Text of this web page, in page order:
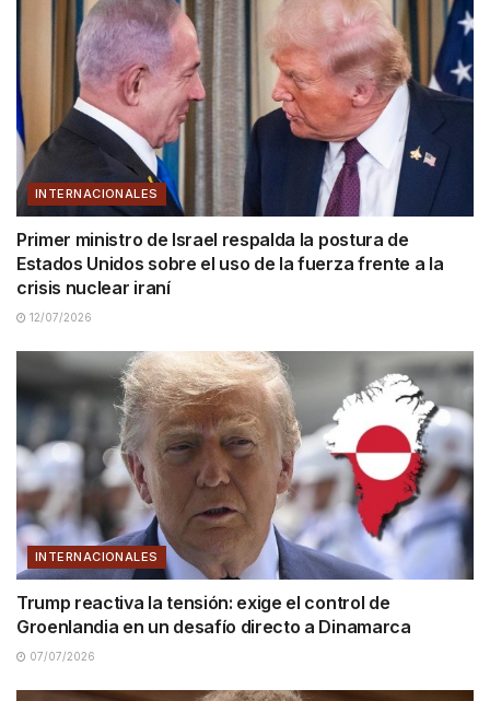
INTERNACIONALES
Primer ministro de Israel respalda la postura de
Estados Unidos sobre el uso de la fuerza frente a la
crisis nuclear iraní
12/07/2026
INTERNACIONALES
Trump reactiva la tensión: exige el control de
Groenlandia en un desafío directo a Dinamarca
07/07/2026